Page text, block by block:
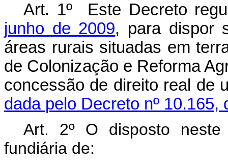
Art. 1º Este Decreto
junho de 2009, para dispor
áreas rurais situadas em
de Colonização e Reforma
concessão de direito
dada pelo Decreto nº 10.165,
Art. 2º O disposto neste
fundiária de: